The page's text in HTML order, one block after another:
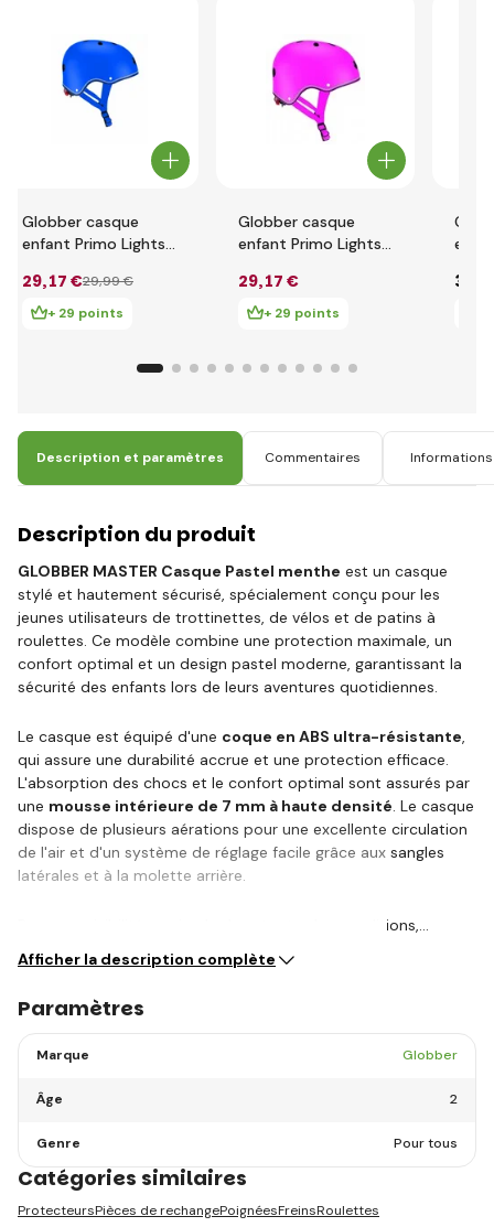
Globber casque
enfant Primo Lights
Bleu Marine
29,17 €29,99 €
+ 29 points
Globber casque
enfant Primo Lights
Fuchsia
29,17 €
+ 29 points
34
Description et paramètres Commentaires
Description du produit
GLOBBER MASTER Casque Pastel menthe est un casque
stylé et hautement sécurisé, spécialement conçu pour les
jeunes utilisateurs de trottinettes, de vélos et de patins à
roulettes. Ce modèle combine une protection maximale, un
confort optimal et un design pastel moderne, garantissant la
sécurité des enfants lors de leurs aventures quotidiennes.
Le casque est équipé d'une coque en ABS ultra-résistante,
qui assure une durabilité accrue et une protection efficace.
L'absorption des chocs et le confort optimal sont assurés par
une mousse intérieure de 7 mm à haute densité. Le casque
dispose de plusieurs aérations pour une excellente circulation
de l'air et d'un système de réglage facile grâce aux sangles
latérales et à la molette arrière.
Pour une visibilité maximale dans toutes les conditions,…
Afficher la description complète
Paramètres
Marque Globber
Âge 2
Genre Pour tous
Catégories similaires
ProtecteursPièces de rechangePoignéesFreinsRoulettes